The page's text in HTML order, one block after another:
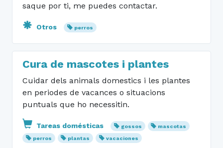
saque por ti, me puedes contactar.
Otros perros
Cura de mascotes i plantes
Cuidar dels animals domestics i les plantes
en periodes de vacances o situacions
puntuals que ho necessitin.
Tareas domésticas gossos
mascotas
perros
plantas vacaciones